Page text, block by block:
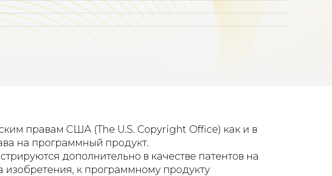
правам США (The U.S. Copyright Office) как и в
на программный продукт.
дополнительно в качестве патентов на
изобретения, к программному продукту